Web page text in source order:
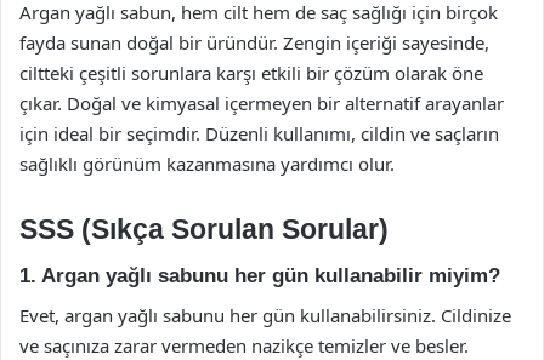
Argan yağlı sabun, hem cilt hem de saç sağlığı için birçok
fayda sunan doğal bir üründür. Zengin içeriği sayesinde,
ciltteki çeşitli sorunlara karşı etkili bir çözüm olarak öne
çıkar. Doğal ve kimyasal içermeyen bir alternatif arayanlar
için ideal bir seçimdir. Düzenli kullanımı, cildin ve saçların
sağlıklı görünüm kazanmasına yardımcı olur.
SSS (Sıkça Sorulan Sorular)
1. Argan yağlı sabunu her gün kullanabilir miyim?
Evet, argan yağlı sabunu her gün kullanabilirsiniz. Cildinize
ve saçınıza zarar vermeden nazikçe temizler ve besler.